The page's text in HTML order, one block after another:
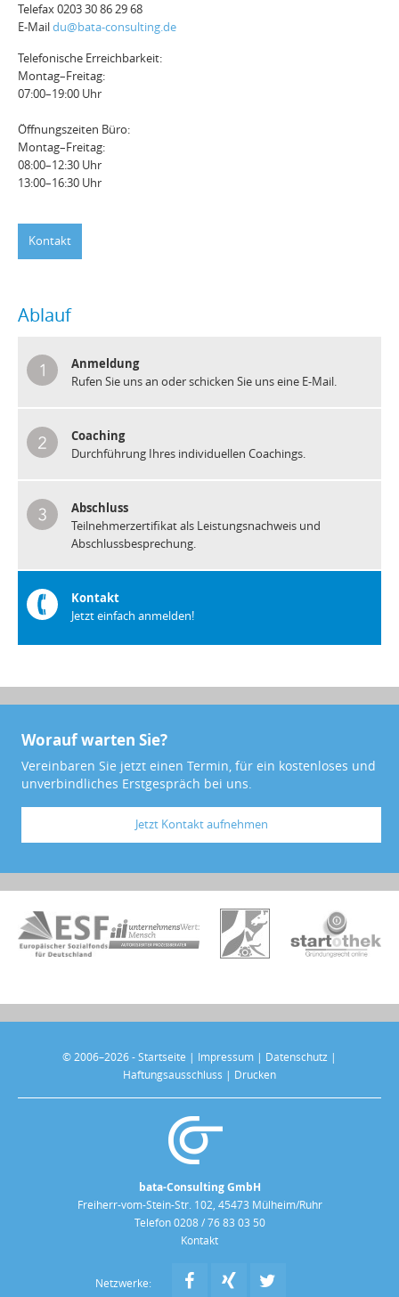
Telefax 0203 30 86 29 68
E-Maildu@bata-consulting.de
Telefonische Erreichbarkeit:
Montag–Freitag:
07:00–19:00 Uhr
Öffnungszeiten Büro:
Montag–Freitag:
08:00–12:30 Uhr
13:00–16:30 Uhr
Kontakt
Ablauf
Anmeldung
Rufen Sie uns an oder schicken Sie uns eine E-Mail.
Coaching
Durchführung Ihres individuellen Coachings.
Abschluss
Teilnehmerzertifikat als Leistungsnachweis und
Abschlussbesprechung.
Kontakt
Jetzt einfach anmelden!
Worauf warten Sie?
Vereinbaren Sie jetzt einen Termin, für ein kostenloses und
unverbindliches Erstgespräch bei uns.
Jetzt Kontakt aufnehmen
© 2006–2026 - Startseite Impressum Datenschutz
Haftungsausschluss
Drucken
bata-Consulting GmbH
Freiherr-vom-Stein-Str. 102, 45473 Mülheim/Ruhr
Telefon 0208 / 76 83 03 50
Kontakt
Netzwerke: